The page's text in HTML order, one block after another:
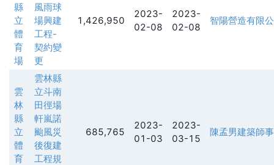
縣
立
體
育
場
風雨球
場興建
工程-
契約變
更
1,426,950
2023-
02-08
2023-
02-08
智陽營造有限
雲
林
縣
立
體
育
雲林縣
立斗南
田徑場
軒嵐諾
颱風災
後復建
工程規
685,765
2023-
01-03
2023-
03-15
陳孟男建築師